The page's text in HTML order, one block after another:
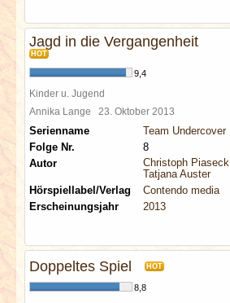
Jagd in die Vergangenheit
HOT
9,4
Kinder u. Jugend
Annika Lange 23. Oktober 2013
Serienname
Team Undercover
Folge Nr.
8
Autor
Christoph Piasecki
Tatjana Auster
Hörspiellabel/Verlag
Contendo media
Erscheinungsjahr
2013
Doppeltes Spiel HOT
8,8